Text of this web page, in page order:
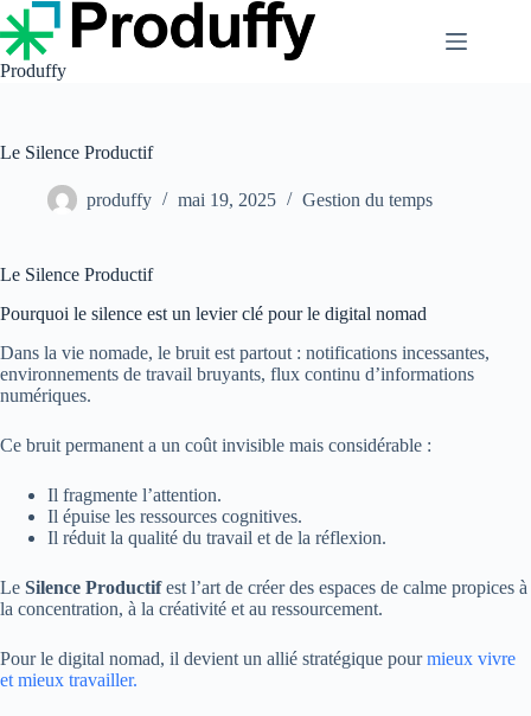
Passer
au
contenu
Produffy
Le Silence Productif
produffy mai 19, 2025 Gestion du temps
Le Silence Productif
Pourquoi le silence est un levier clé pour le digital nomad
Dans la vie nomade, le bruit est partout : notifications incessantes,
environnements de travail bruyants, flux continu d’informations
numériques.
Ce bruit permanent a un coût invisible mais considérable :
Il fragmente l’attention.
Il épuise les ressources cognitives.
Il réduit la qualité du travail et de la réflexion.
Le Silence Productifest l’art de créer des espaces de calme propices à
la concentration, à la créativité et au ressourcement.
Pour le digital nomad, il devient un allié stratégique pourmieux vivre
et mieux travailler.